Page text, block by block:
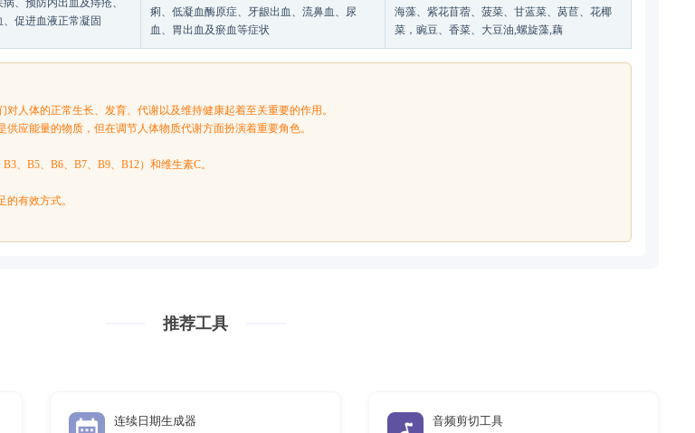
、预防内出血及痔疮、
促进血液正常凝固
痢、低凝血酶原症、牙龈出血、流鼻血、尿
血、胃出血及瘀血等症状
海藻、紫花苜蓿、菠菜、甘蓝菜、莴苣、花椰
菜，豌豆、香菜、大豆油,螺旋藻,藕
人体的正常生长、发育、代谢以及维持健康起着至关重要的作用。
应能量的物质，但在调节人体物质代谢方面扮演着重要角色。
、B5、B6、B7、B9、B12）和维生素C。
有效方式。
推荐工具
连续日期生成器 音频剪切工具